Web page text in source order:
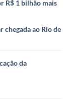
R$ 1 bilhão mais
chegada ao Rio de
da